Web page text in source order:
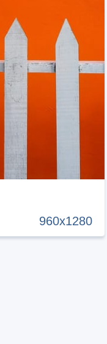
960x1280